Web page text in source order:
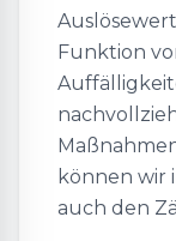
Funktion
können wir
auch den